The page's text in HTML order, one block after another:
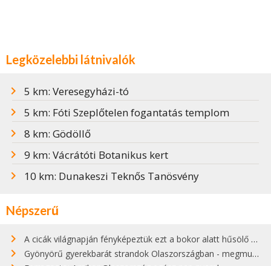
Legközelebbi látnivalók
5 km: Veresegyházi-tó
5 km: Fóti Szeplőtelen fogantatás templom
8 km: Gödöllő
9 km: Vácrátóti Botanikus kert
10 km: Dunakeszi Teknős Tanösvény
Népszerű
A cicák világnapján fényképeztük ezt a bokor alatt hűsölő cicát Kisorosziban
Gyönyörű gyerekbarát strandok Olaszországban - megmutatjuk a 15 legjobbat